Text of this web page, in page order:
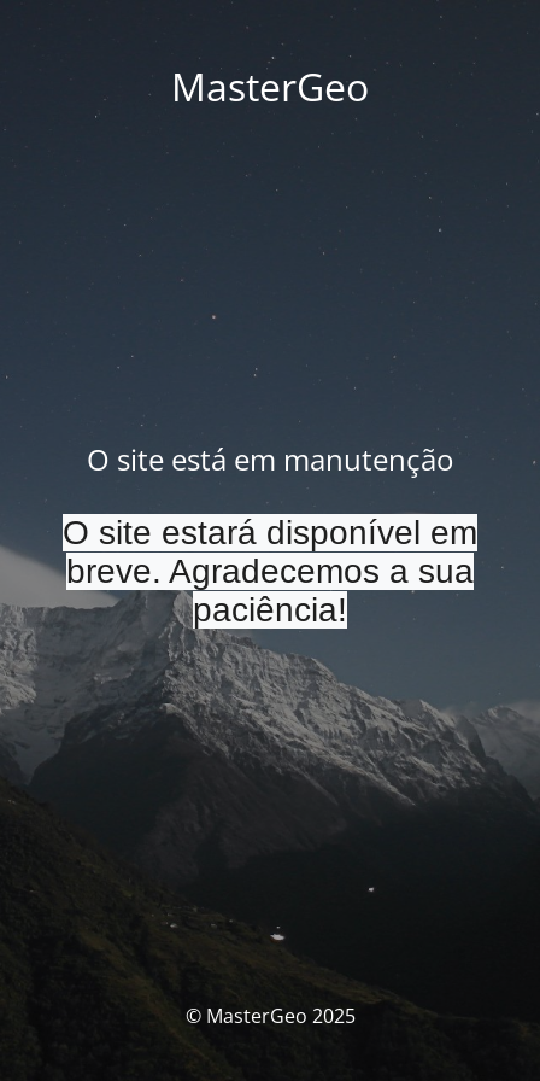
MasterGeo
O site está em manutenção
O site estará disponível em
breve. Agradecemos a sua
paciência!
© MasterGeo 2025